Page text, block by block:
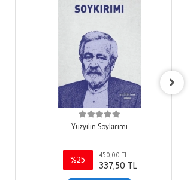
Yüzyılın Soykırımı
%25
450,00 TL
337,50 TL